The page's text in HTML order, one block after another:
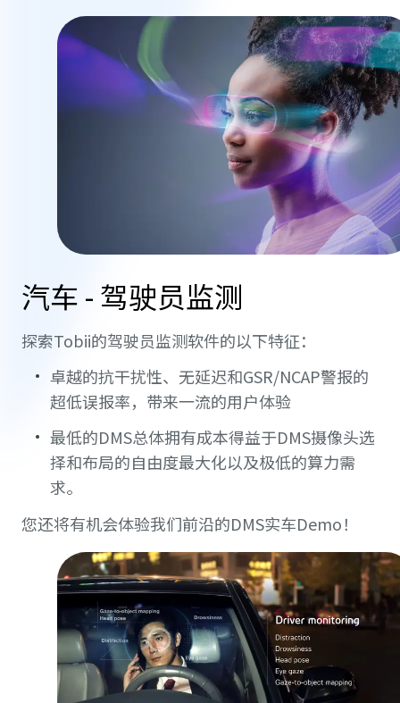
汽车 - 驾驶员监测
探索Tobii的驾驶员监测软件的以下特征：
卓越的抗干扰性、无延迟和GSR/NCAP警报的
超低误报率，带来一流的用户体验
最低的DMS总体拥有成本得益于DMS摄像头选
择和布局的自由度最大化以及极低的算力需
求。
您还将有机会体验我们前沿的DMS实车Demo！